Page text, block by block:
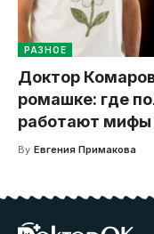
РАЗНОЕ
Доктор
ромашке: где
работают мифы
By Евгения Примакова